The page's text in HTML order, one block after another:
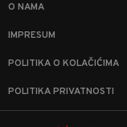
O NAMA
IMPRESUM
POLITIKA O KOLAČIĆIMA
POLITIKA PRIVATNOSTI